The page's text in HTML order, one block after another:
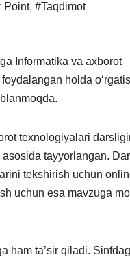
Point, #Taqdimot
Informatika va axborot
holda
texnologiyalari
asosida tayyorlangan.
tekshirish uchun
uchun esa mavzuga
ham ta’sir qiladi.